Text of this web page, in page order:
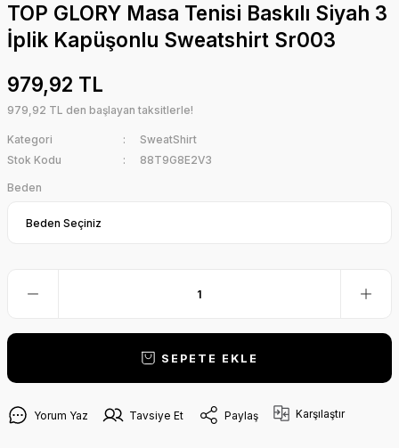
TOP GLORY Masa Tenisi Baskılı Siyah 3
İplik Kapüşonlu Sweatshirt Sr003
979,92 TL
979,92 TL den başlayan taksitlerle!
Kategori
SweatShirt
Stok Kodu
88T9G8E2V3
Beden
SEPETE EKLE
Yorum Yaz Tavsiye Et Paylaş Karşılaştır